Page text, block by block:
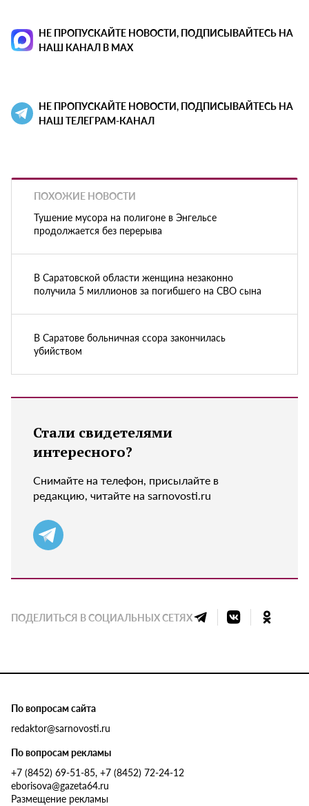
НЕ ПРОПУСКАЙТЕ НОВОСТИ, ПОДПИСЫВАЙТЕСЬ НА
НАШ КАНАЛ В MAX
НЕ ПРОПУСКАЙТЕ НОВОСТИ, ПОДПИСЫВАЙТЕСЬ НА
НАШ ТЕЛЕГРАМ-КАНАЛ
ПОХОЖИЕ НОВОСТИ
Тушение мусора на полигоне в Энгельсе
продолжается без перерыва
В Саратовской области женщина незаконно
получила 5 миллионов за погибшего на СВО сына
В Саратове больничная ссора закончилась
убийством
Стали свидетелями
интересного?
Снимайте на телефон, присылайте в
редакцию, читайте на sarnovosti.ru
ПОДЕЛИТЬСЯ В СОЦИАЛЬНЫХ СЕТЯХ
По вопросам сайта
redaktor@sarnovosti.ru
По вопросам рекламы
+7 (8452) 69-51-85, +7 (8452) 72-24-12
eborisova@gazeta64.ru
Размещение рекламы